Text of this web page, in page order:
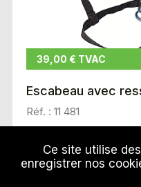
39,00 € TVAC
Escabeau avec
Réf. : 11 481
Ce site utilise
enregistrer nos